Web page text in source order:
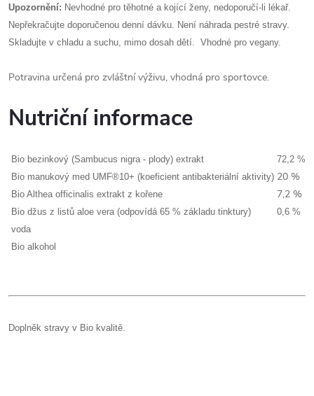
Upozornění: Nevhodné pro těhotné a kojící ženy, nedoporučí-li lékař.
Nepřekračujte doporučenou denní dávku. Není náhrada pestré stravy.
Skladujte v chladu a suchu, mimo dosah dětí. Vhodné pro vegany.
Potravina určená pro zvláštní výživu, vhodná pro sportovce.
Nutriční informace
Bio bezinkový (Sambucus nigra - plody) extrakt
72,2 %
Bio manukový med UMF®10+ (koeficient antibakteriální aktivity) 20 %
Bio Althea officinalis extrakt z kořene 7,2 %
Bio džus z listů aloe vera (odpovídá 65 % základu tinktury)
0,6 %
voda
Bio alkohol
Doplněk stravy v Bio kvalitě.